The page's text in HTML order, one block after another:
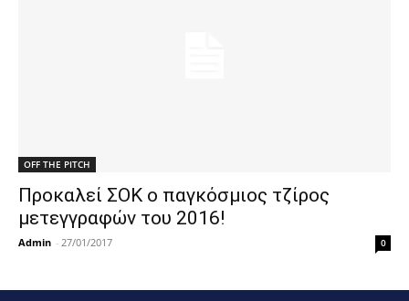
OFF THE PITCH
Προκαλεί ΣΟΚ ο παγκόσμιος τζίρος
μετεγγραφών του 2016!
Admin - 27/01/2017 0